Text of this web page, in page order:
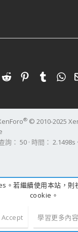
RedditPinterest
® © 2010-2025
詢 50 時間 2.1498s
。若繼續使用本站，則
cookie。
Accept 學習更多內